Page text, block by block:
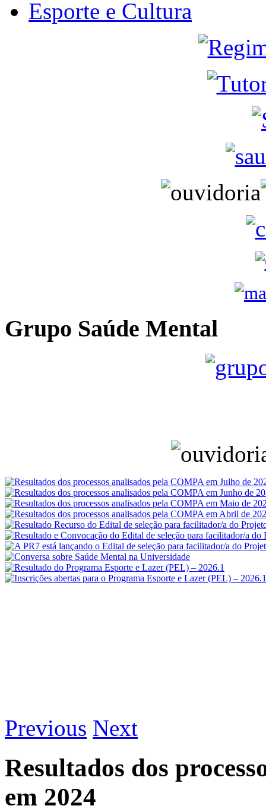
Esporte e Cultura
Grupo Saúde Mental
Previous Next
Resultados dos
em 2024